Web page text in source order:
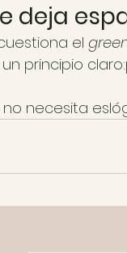
deja
el
principio
necesita